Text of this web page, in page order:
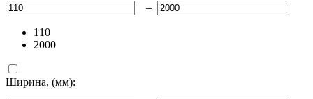
–
110
2000
Ширина, (мм):